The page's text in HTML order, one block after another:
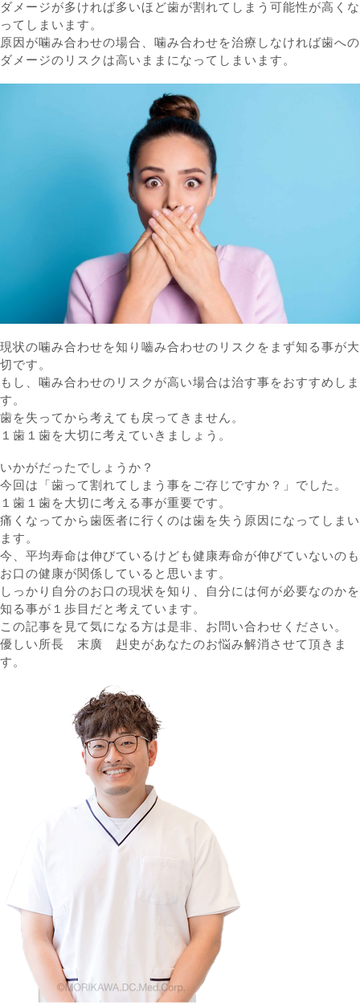
ダメージが多ければ多いほど歯が割れてしまう可能性が高くな
ってしまいます。
原因が噛み合わせの場合、噛み合わせを治療しなければ歯への
ダメージのリスクは高いままになってしまいます。
現状の噛み合わせを知り嚙み合わせのリスクをまず知る事が大
切です。
もし、噛み合わせのリスクが高い場合は治す事をおすすめしま
す。
歯を失ってから考えても戻ってきません。
１歯１歯を大切に考えていきましょう。
いかがだったでしょうか？
今回は「歯って割れてしまう事をご存じですか？」でした。
１歯１歯を大切に考える事が重要です。
痛くなってから歯医者に行くのは歯を失う原因になってしまい
ます。
今、平均寿命は伸びているけども健康寿命が伸びていないのも
お口の健康が関係していると思います。
しっかり自分のお口の現状を知り、自分には何が必要なのかを
知る事が１歩目だと考えています。
この記事を見て気になる方は是非、お問い合わせください。
優しい所長 末廣 赳史があなたのお悩み解消させて頂きま
す。